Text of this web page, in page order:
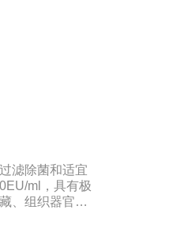
血清的培养基
无血清培养基
含量是BME
1000 mg/L，
来培养鼠胚胎
滤除菌和适宜
ml，具有极
、组织器官的